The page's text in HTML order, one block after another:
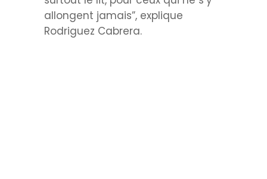
allongent jamais”, explique
Rodriguez Cabrera.